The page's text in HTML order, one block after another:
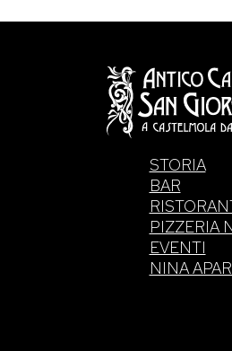
STORIA
BAR
PIZZERIA
EVENTI
NINA